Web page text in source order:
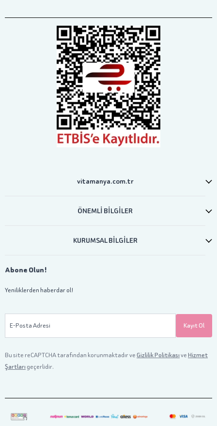
vitamanya.com.tr
ÖNEMLİ BİLGİLER
KURUMSAL BİLGİLER
Abone Olun!
Yeniliklerden haberdar ol!
E-Posta Adresi Kayıt Ol
Bu site reCAPTCHA tarafından korunmaktadır veGizlilik PolitikasıveHizmet
Şartları geçerlidir.